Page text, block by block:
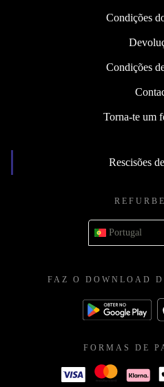
Condições
Condições
Torna-te um
Rescisões
Portugal
FAZ O DOWNLOAD
FORMAS DE